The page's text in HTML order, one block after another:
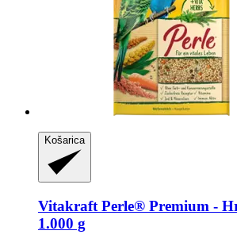
Košarica
Vitakraft Perle® Premium -​
1.000 g